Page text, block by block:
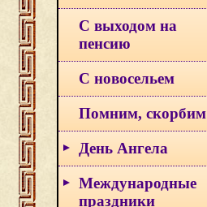
С выходом на
пенсию
С новосельем
Помним, скорбим
День Ангела
Международные
праздники